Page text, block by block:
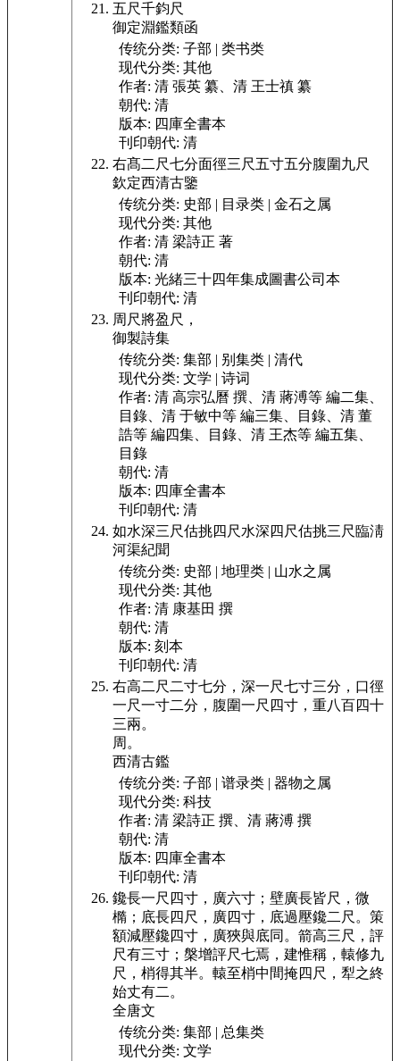
五尺千鈞尺
御定淵鑑類函
传统分类: 子部 | 类书类
现代分类: 其他
作者: 清 張英 纂、清 王士禛 纂
朝代: 清
版本: 四庫全書本
刊印朝代: 清
右髙二尺七分面徑三尺五寸五分腹圍九尺
欽定西清古鑒
传统分类: 史部 | 目录类 | 金石之属
现代分类: 其他
作者: 清 梁詩正 著
朝代: 清
版本: 光緒三十四年集成圖書公司本
刊印朝代: 清
周尺將盈尺，
御製詩集
传统分类: 集部 | 别集类 | 清代
现代分类: 文学 | 诗词
作者: 清 高宗弘曆 撰、清 蔣溥等 編二集、
目錄、清 于敏中等 編三集、目錄、清 董
誥等 編四集、目錄、清 王杰等 編五集、
目錄
朝代: 清
版本: 四庫全書本
刊印朝代: 清
如水深三尺估挑四尺水深四尺估挑三尺臨淸
河渠紀聞
传统分类: 史部 | 地理类 | 山水之属
现代分类: 其他
作者: 清 康基田 撰
朝代: 清
版本: 刻本
刊印朝代: 清
右高二尺二寸七分，深一尺七寸三分，口徑
一尺一寸二分，腹圍一尺四寸，重八百四十
三兩。
周。
西清古鑑
传统分类: 子部 | 谱录类 | 器物之属
现代分类: 科技
作者: 清 梁詩正 撰、清 蔣溥 撰
朝代: 清
版本: 四庫全書本
刊印朝代: 清
鑱長一尺四寸，廣六寸；壁廣長皆尺，微
橢； 底長四尺，廣四寸，底過壓鑱二尺。策
額減壓鑱四寸，廣狹與底同。箭高三尺，評
尺有三寸；槃增評尺七焉，建惟稱， 轅修九
尺，梢得其半。轅至梢中間掩四尺，犁之終
始丈有二。
全唐文
传统分类: 集部 | 总集类
现代分类: 文学